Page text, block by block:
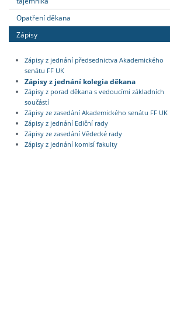
Opatření děkana
Zápisy
Zápisy z jednání předsednictva Akademického
senátu FF UK
Zápisy z jednání kolegia děkana
Zápisy z porad děkana s vedoucími základních
součástí
Zápisy ze zasedání Akademického senátu FF UK
Zápisy z jednání Ediční rady
Zápisy ze zasedání Vědecké rady
Zápisy z jednání komisí fakulty